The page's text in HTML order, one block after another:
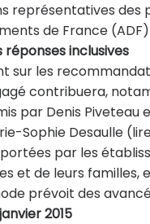
représentatives des
de France
réponses inclusives
sur les
contribuera,
par Denis
Sophie Desaulle
par les
et de leurs familles,
prévoit des
2015